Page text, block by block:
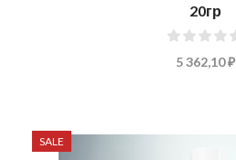
20гр
5 362,10 ₽
SALE